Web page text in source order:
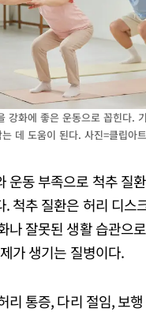
강화에 좋은 운동으로 꼽힌다.
데 도움이 된다. 사진=클립아
운동 부족으로 척추 질
. 척추 질환은 허리 디스
나 잘못된 생활 습관으
가 생기는 질병이다.
리 통증, 다리 절임, 보